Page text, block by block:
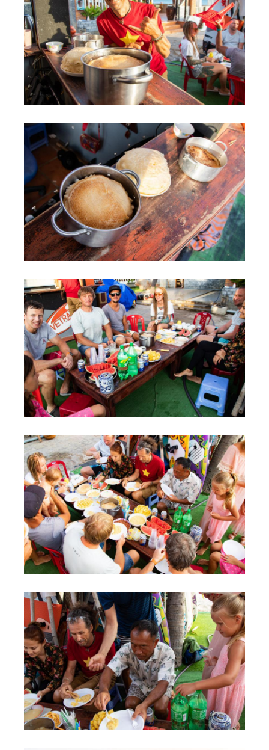
Медиа
Фото
Видео
Места катания
Наши станции
Ветратория.Дахаб
Ветратория Россия
Ветратория.Вьетнам
Цены
Обучение Виндсерфингу
Прокат виндсерфинга и винг фойла
Классический серфинг и SUP
Продажа оборудования
Обучение кайтсерфингу
Система скидок
Обучение Wing Foil